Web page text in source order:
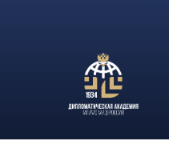
традиционный фестиваль
Вилладж-2025»